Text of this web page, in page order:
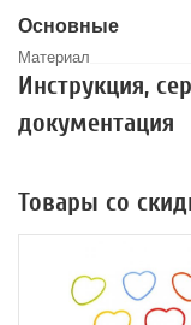
Основные
Материал
Инструкция,
документация
Товары со